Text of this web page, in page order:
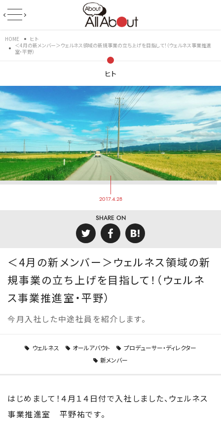
HOME
ヒト
＜4月の新メンバー＞ウェルネス領域の新規事業の立ち上げを目指して！（ウェルネス事業推進
室・平野）
ヒト
2017.4.28
SHARE ON
＜4月の新メンバー＞ウェルネス領域の新
規事業の立ち上げを目指して！（ウェルネ
ス事業推進室・平野）
今月入社した中途社員を紹介します。
ウェルネス オールアバウト
プロデューサー・ディレクター
新メンバー
はじめまして！４月１４日付で入社しました、ウェルネス
事業推進室 平野祐です。